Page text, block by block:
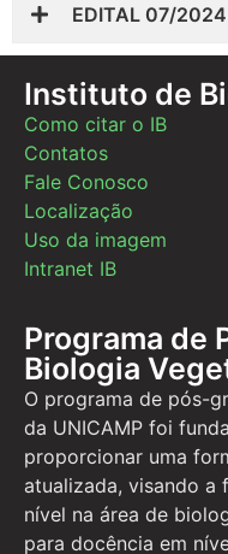
EDITAL 07/2024
Instituto de
Como citar o IB
Contatos
Fale Conosco
Localização
Uso da imagem
Intranet IB
Programa de
Biologia
O programa de pós-
da UNICAMP foi
proporcionar uma
atualizada, visando a
nível na área de
para docência em